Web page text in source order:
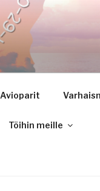
Avioparit
Töihin meille